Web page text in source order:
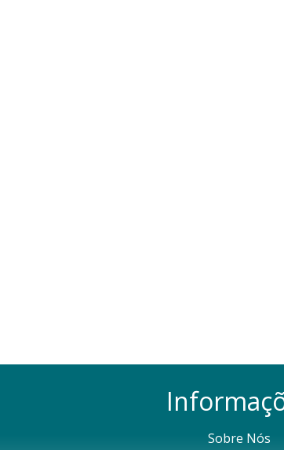
Sobre Nós